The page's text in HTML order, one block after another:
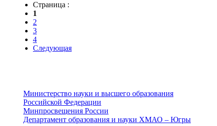
Страница :
1
2
3
4
Следующая
Министерство науки и высшего образования
Российской Федерации
Минпросвещения России
Департамент образования и науки ХМАО – Югры